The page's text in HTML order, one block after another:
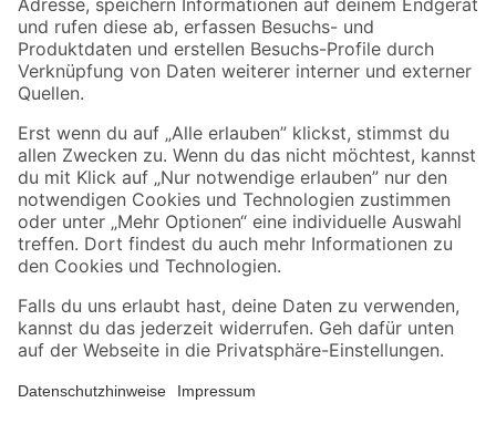
Zahlungsarten Versandarten
Sicher einkaufen
Jetzt die toom-App herunterladen
Alle Preisangaben in EUR inkl. gesetzl. MwSt.. Die dargestellten Angebote sind unter
Umständen nicht in allen Märkten verfügbar. Die angegebenen Verfügbarkeiten beziehen
Produkte nur solange der Vorrat reicht.
*Paketversand ab 59 € versandkostenfrei, gilt nicht für Artikel mit Speditionsversand, hier